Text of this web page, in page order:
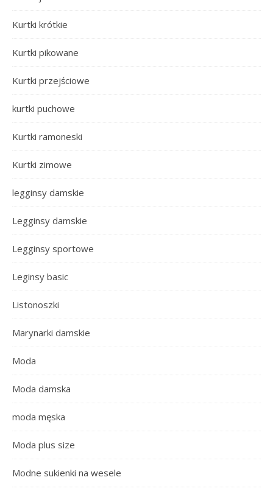
Kurtki krótkie
Kurtki pikowane
Kurtki przejściowe
kurtki puchowe
Kurtki ramoneski
Kurtki zimowe
legginsy damskie
Legginsy damskie
Legginsy sportowe
Leginsy basic
Listonoszki
Marynarki damskie
Moda
Moda damska
moda męska
Moda plus size
Modne sukienki na wesele